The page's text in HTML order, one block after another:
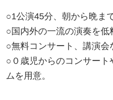
○1公演45分、朝から晩ま
○国内外の一流の演奏を
○無料コンサート、講演
○０歳児からのコンサー
ムを用意。